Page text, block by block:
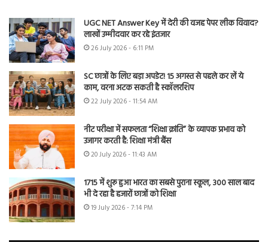
UGC NET Answer Key में देरी की वजह पेपर लीक विवाद?
लाखों उम्मीदवार कर रहे इंतजार
26 July 2026 - 6:11 PM
SC छात्रों के लिए बड़ा अपडेट! 15 अगस्त से पहले कर लें ये
काम, वरना अटक सकती है स्कॉलरशिप
22 July 2026 - 11:54 AM
नीट परीक्षा में सफलता “शिक्षा क्रांति” के व्यापक प्रभाव को
उजागर करती है: शिक्षा मंत्री बैंस
20 July 2026 - 11:43 AM
1715 में शुरू हुआ भारत का सबसे पुराना स्कूल, 300 साल बाद
भी दे रहा है हजारों छात्रों को शिक्षा
19 July 2026 - 7:14 PM